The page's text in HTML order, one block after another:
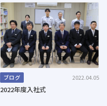
ブログ 2022.04.05
2022年度入社式